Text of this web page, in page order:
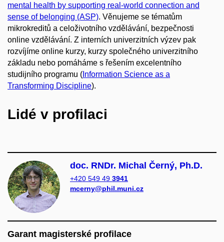
mental health by supporting real-world connection and
sense of belonging (ASP). Věnujeme se tématům
mikrokreditů a celoživotního vzdělávání, bezpečnosti
online vzdělávání. Z interních univerzitních výzev pak
rozvíjíme online kurzy, kurzy společného univerzitního
základu nebo pomáháme s řešením excelentního
studijního programu ( Information Science as a
Transforming Discipline).
Lidé v profilaci
doc. RNDr. Michal Černý, Ph.D.
+420 549 49 3941
mcerny@phil.muni.cz
Garant magisterské profilace